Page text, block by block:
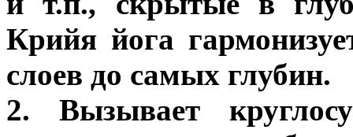
Крийя йога
слоев до самых глубин.
2. Вызывает